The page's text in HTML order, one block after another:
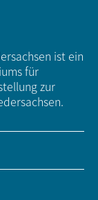
ist ein
für
zur